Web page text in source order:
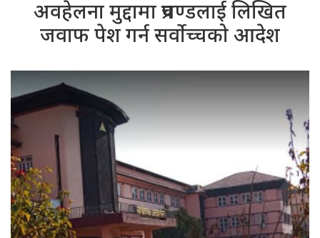
अवहेलना मुद्दामा प्रचण्डलाई लिखित
जवाफ पेश गर्न सर्वोच्चको आदेश